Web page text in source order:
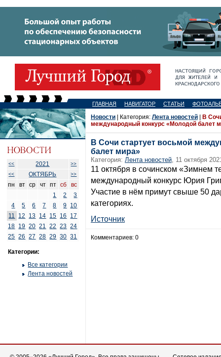
ГЛАВНАЯ НАВИГАТОР СТАТЬИ
<< 2021
>>
<<
ОКТЯБРЬ >>
пн вт ср чт пт сб
вс
1
2
3
4
5 6 7 8 9 10
11
12 13 14 15 16
17
18 19 20 21 22 23 24
25 26 27 28 29 30 31
Категории:
Все категории
Лента новостей
Новости | Категория: Лента новостей
В
международный конкурс «Молодой балет
В Сочи стартует восьмой
балет мира»
Категория: Лента новостей, 11 октября
11 октября в сочинском «Зимнем
международный конкурс Юрия
Участие в нём примут свыше 50
категориях.
Источник
Комментариев: 0